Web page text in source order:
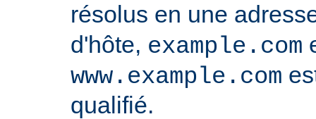
résolus en une
d'hôte, example.com
www.example.com
qualifié.